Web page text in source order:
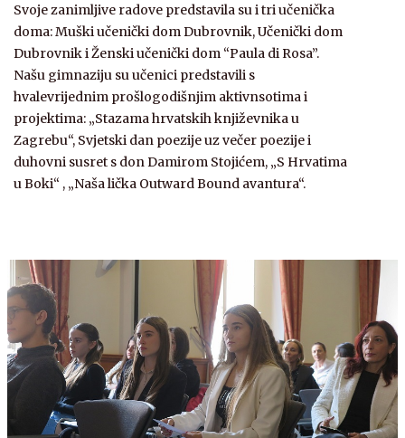
Svoje zanimljive radove predstavila su i tri učenička
doma: Muški učenički dom Dubrovnik, Učenički dom
Dubrovnik i Ženski učenički dom “Paula di Rosa”.
Našu gimnaziju su učenici predstavili s
hvalevrijednim prošlogodišnjim aktivnsotima i
projektima: „Stazama hrvatskih književnika u
Zagrebu“, Svjetski dan poezije uz večer poezije i
duhovni susret s don Damirom Stojićem, „S Hrvatima
u Boki“ , „Naša lička Outward Bound avantura“.